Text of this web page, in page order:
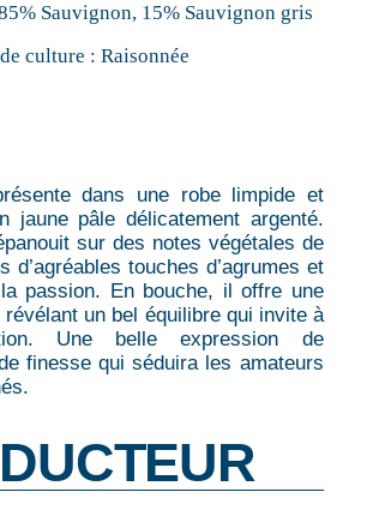
Sauvignon, 15% Sauvignon gris
culture : Raisonnée
dans une robe limpide et
jaune pâle délicatement argenté.
sur des notes végétales de
d’agréables touches d’agrumes et
passion. En bouche, il offre une
un bel équilibre qui invite à
Une belle expression de
finesse qui séduira les amateurs